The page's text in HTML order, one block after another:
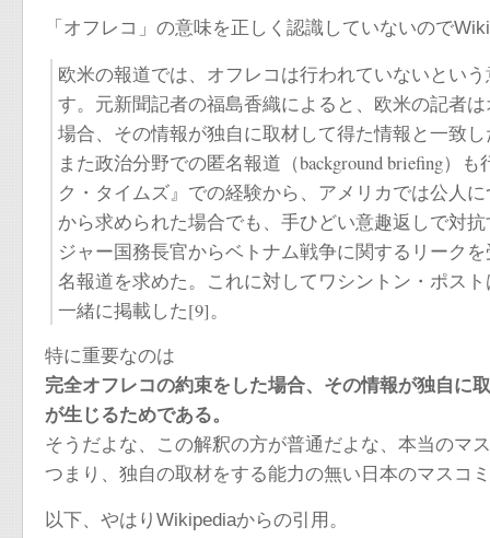
「オフレコ」の意味を正しく認識していないので
欧米の報道では、オフレコは行われていないとい
す。元新聞記者の福島香織によると、欧米の記者
場合、その情報が独自に取材して得た情報と一致
また政治分野での匿名報道（background briefing）
ク・タイムズ』での経験から、アメリカでは公人
から求められた場合でも、手ひどい意趣返しで対
ジャー国務長官からベトナム戦争に関するリーク
名報道を求めた。これに対してワシントン・ポス
一緒に掲載した[9]。
特に重要なのは
完全オフレコの約束をした場合、その情報が独自に
が生じるためである。
そうだよな、この解釈の方が普通だよな、本当のマ
つまり、独自の取材をする能力の無い日本のマスコ
以下、やはりWikipediaからの引用。